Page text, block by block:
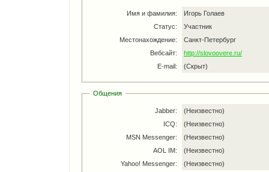
Имя и фамилия:
Игорь Голаев
Статус:
Участник
Местонахождение:
Санкт-Петербург
Вебсайт:
http://slovoovere.ru/
E-mail:
(Скрыт)
Общения
Jabber:
(Неизвестно)
ICQ:
(Неизвестно)
MSN Messenger:
(Неизвестно)
AOL IM:
(Неизвестно)
Yahoo! Messenger:
(Неизвестно)